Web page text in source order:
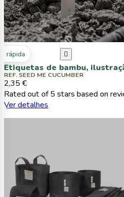
rápida 
Etiquetas de bambu,
REF. SEED ME CUCUMBER
2,35 €
Rated out of 5 stars based on
Ver detalhes